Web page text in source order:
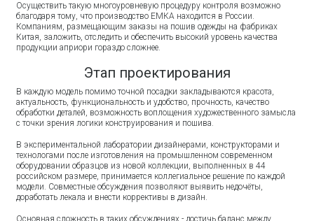
Осуществить такую многоуровневую процедуру контроля возможно
благодаря тому, что производство ЕМКА находится в России.
Компаниям, размещающим заказы на пошив одежды на фабриках
Китая, заложить, отследить и обеспечить высокий уровень качества
продукции априори гораздо сложнее.
Этап проектирования
В каждую модель помимо точной посадки закладываются красота,
актуальность, функциональность и удобство, прочность, качество
обработки деталей, возможность воплощения художественного замысла
с точки зрения логики конструирования и пошива.
В экспериментальной лаборатории дизайнерами, конструкторами и
технологами после изготовления на промышленном современном
оборудовании образцов из новой коллекции, выполненных в 44
российском размере, принимается коллегиальное решение по каждой
модели. Совместные обсуждения позволяют выявить недочёты,
доработать лекала и внести коррективы в дизайн.
Основная сложность в таких обсуждениях - достичь баланс между